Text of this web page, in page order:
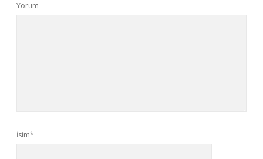
Yorum
İsim*